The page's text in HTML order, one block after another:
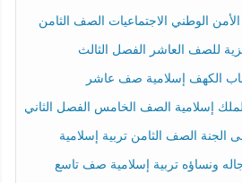
الوطني الاجتماعيات الصف الثامن
للصف العاشر الفصل الثالث
الكهف إسلامية صف عاشر
إسلامية الصف الخامس الفصل الثاني
الصف الثامن تربية إسلامية
ونساؤه تربية إسلامية صف تاسع